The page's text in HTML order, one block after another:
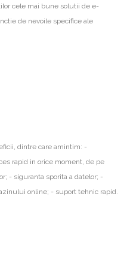
cele mai bune solutii de e-
de nevoile specifice ale
dintre care amintim: -
rapid in orice moment, de pe
- siguranta sporita a datelor; -
online; - suport tehnic rapid.